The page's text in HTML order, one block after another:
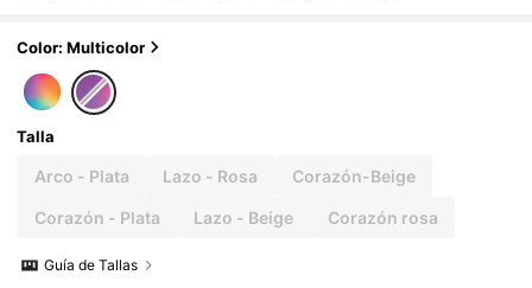
Color: Multicolor
Talla
Arco - Plata Lazo - Rosa Corazón-Beige
Corazón - Plata Lazo - Beige Corazón rosa
Guía de Tallas